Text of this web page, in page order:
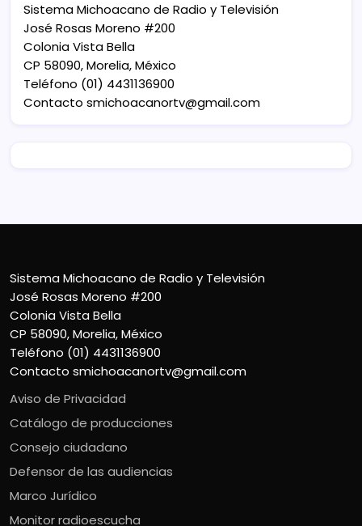
Sistema Michoacano de Radio y Televisión
José Rosas Moreno #200
Colonia Vista Bella
CP 58090, Morelia, México
Teléfono (01) 4431136900
Contacto smichoacanortv@gmail.com
Sistema Michoacano de Radio y Televisión
José Rosas Moreno #200
Colonia Vista Bella
CP 58090, Morelia, México
Teléfono (01) 4431136900
Contacto smichoacanortv@gmail.com
Aviso de Privacidad
Catálogo de producciones
Consejo ciudadano
Defensor de las audiencias
Marco Jurídico
Monitor radioescucha